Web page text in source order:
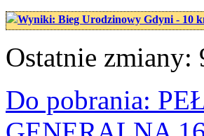
Wyniki: Bieg Urodzinowy Gdyni - 10
Ostatnie zmiany:
Do pobrania: